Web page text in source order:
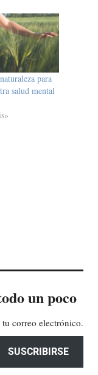
para
salud mental
un poco
correo electrónico.
SUSCRIBIRSE